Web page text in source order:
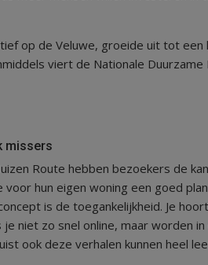
op de Veluwe, groeide uit tot
viert de Nationale
missers
Route hebben bezoekers de
hun eigen woning een goed
is de toegankelijkheid. Je
niet zo snel online, maar worden
ook deze verhalen kunnen heel